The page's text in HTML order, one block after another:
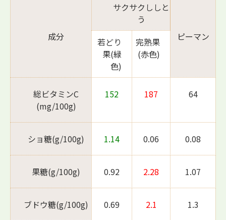
成分
サクサクししと
う
ピーマン
若どり
果(緑
色)
完熟果
(赤色)
総ビタミンC
(mg/100g)
152 187 64
ショ糖(g/100g) 1.14 0.06 0.08
果糖(g/100g) 0.92 2.28 1.07
ブドウ糖(g/100g) 0.69 2.1
1.3